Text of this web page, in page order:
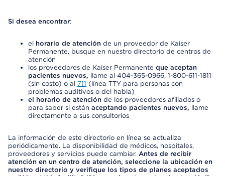
Si desea encontrar:
el horario de atención de un proveedor de Kaiser
Permanente, busque en nuestro directorio de centros de
atención
los proveedores de Kaiser Permanente que aceptan
pacientes nuevos, llame al 404-365-0966, 1-800-611-1811
(sin costo) o al 711 (línea TTY para personas con
problemas auditivos o del habla)
el horario de atención de los proveedores afiliados o
para saber si están aceptando pacientes nuevos, llame
directamente a sus consultorios
La información de este directorio en línea se actualiza
periódicamente. La disponibilidad de médicos, hospitales,
proveedores y servicios puede cambiar. Antes de recibir
atención en un centro de atención, seleccione la ubicación en
nuestro directorio y verifique los tipos de planes aceptados